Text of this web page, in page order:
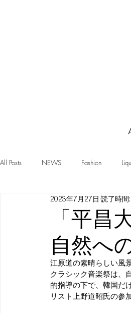
All Posts NEWS Fashion
「平昌
自然へ
2023年7月27日 読了時間
江原道の素晴らしい風
クラシック音楽祭は、
的指導の下で、韓国だ
リスト上野道昭氏の参